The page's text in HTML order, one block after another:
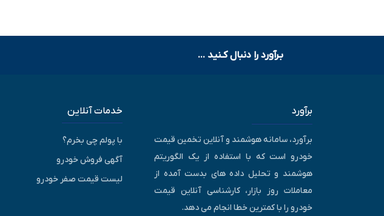
بـرآورد را دنبال کـنید ...
برآورد
برآورد، سامانه هوشمند و آنلاین تخمین قیمت
خودرو است که با استفاده از یک الگوریتم
هوشمند و تحلیل داده های بدست آمده از
معاملات روز بازار، کارشناسی آنلاین قیمت
خودرو را با کمترین خطا انجام می دهد.
خدمات آنلاین
با پولم چی بخرم؟
آگهی فروش خودرو
لیست قیمت صفر خودرو